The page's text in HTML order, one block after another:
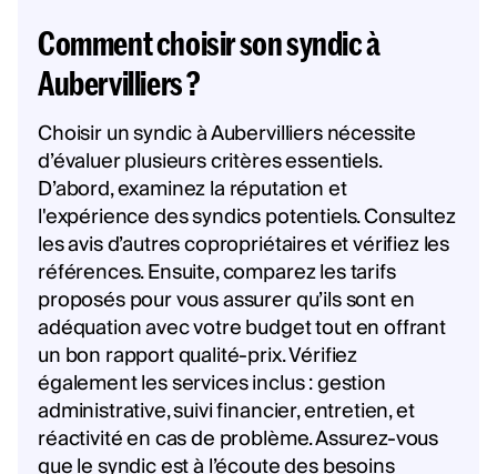
Comment choisir son syndic à
Aubervilliers ?
Choisir un syndic à Aubervilliers nécessite
d’évaluer plusieurs critères essentiels.
D’abord, examinez la réputation et
l'expérience des syndics potentiels. Consultez
les avis d’autres copropriétaires et vérifiez les
références. Ensuite, comparez les tarifs
proposés pour vous assurer qu’ils sont en
adéquation avec votre budget tout en offrant
un bon rapport qualité-prix. Vérifiez
également les services inclus : gestion
administrative, suivi financier, entretien, et
réactivité en cas de problème. Assurez-vous
que le syndic est à l’écoute des besoins